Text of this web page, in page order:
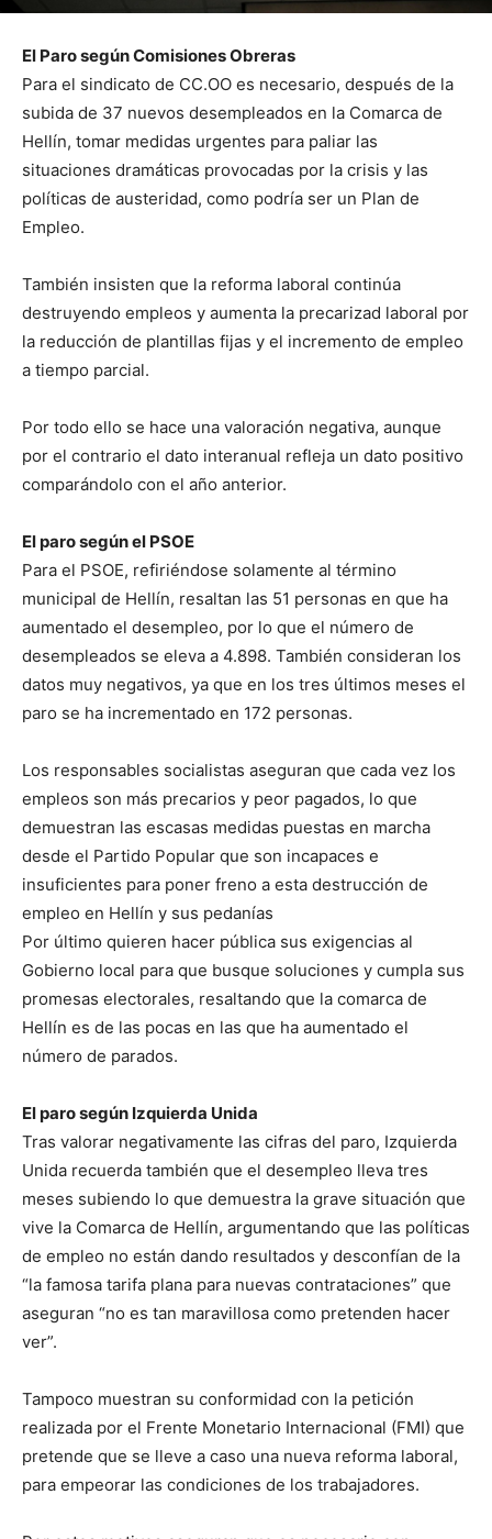
El Paro según Comisiones Obreras
Para el sindicato de CC.OO es necesario, después de la
subida de 37 nuevos desempleados en la Comarca de
Hellín, tomar medidas urgentes para paliar las
situaciones dramáticas provocadas por la crisis y las
políticas de austeridad, como podría ser un Plan de
Empleo.
También insisten que la reforma laboral continúa
destruyendo empleos y aumenta la precarizad laboral por
la reducción de plantillas fijas y el incremento de empleo
a tiempo parcial.
Por todo ello se hace una valoración negativa, aunque
por el contrario el dato interanual refleja un dato positivo
comparándolo con el año anterior.
El paro según el PSOE
Para el PSOE, refiriéndose solamente al término
municipal de Hellín, resaltan las 51 personas en que ha
aumentado el desempleo, por lo que el número de
desempleados se eleva a 4.898. También consideran los
datos muy negativos, ya que en los tres últimos meses el
paro se ha incrementado en 172 personas.
Los responsables socialistas aseguran que cada vez los
empleos son más precarios y peor pagados, lo que
demuestran las escasas medidas puestas en marcha
desde el Partido Popular que son incapaces e
insuficientes para poner freno a esta destrucción de
empleo en Hellín y sus pedanías
Por último quieren hacer pública sus exigencias al
Gobierno local para que busque soluciones y cumpla sus
promesas electorales, resaltando que la comarca de
Hellín es de las pocas en las que ha aumentado el
número de parados.
El paro según Izquierda Unida
Tras valorar negativamente las cifras del paro, Izquierda
Unida recuerda también que el desempleo lleva tres
meses subiendo lo que demuestra la grave situación que
vive la Comarca de Hellín, argumentando que las políticas
de empleo no están dando resultados y desconfían de la
“la famosa tarifa plana para nuevas contrataciones” que
aseguran “no es tan maravillosa como pretenden hacer
ver”.
Tampoco muestran su conformidad con la petición
realizada por el Frente Monetario Internacional (FMI) que
pretende que se lleve a caso una nueva reforma laboral,
para empeorar las condiciones de los trabajadores.